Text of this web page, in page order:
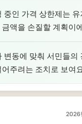
중인 가격 상한제는 유
금액을 손질할 계획이
변동에 맞춰 서민들의
주려는 조치로 보여
2026